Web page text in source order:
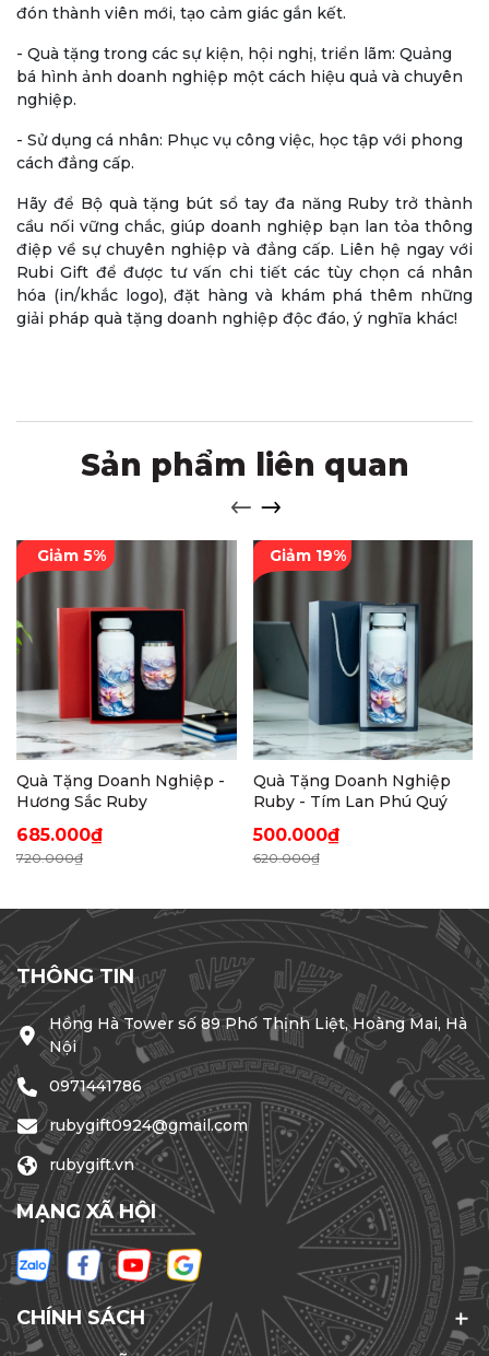
đón thành viên mới, tạo cảm giác gắn kết.
- Quà tặng trong các sự kiện, hội nghị, triển lãm: Quảng
bá hình ảnh doanh nghiệp một cách hiệu quả và chuyên
nghiệp.
- Sử dụng cá nhân: Phục vụ công việc, học tập với phong
cách đẳng cấp.
Hãy để Bộ quà tặng bút sổ tay đa năng Ruby trở thành
cầu nối vững chắc, giúp doanh nghiệp bạn lan tỏa thông
điệp về sự chuyên nghiệp và đẳng cấp. Liên hệ ngay với
Rubi Gift để được tư vấn chi tiết các tùy chọn cá nhân
hóa (in/khắc logo), đặt hàng và khám phá thêm những
giải pháp quà tặng doanh nghiệp độc đáo, ý nghĩa khác!
Sản phẩm liên quan
Giảm 5%
Quà Tặng Doanh Nghiệp -
Hương Sắc Ruby
685.000₫
720.000₫
Giảm 19%
Quà Tặng Doanh Nghiệp
Ruby - Tím Lan Phú Quý
500.000₫
620.000₫
THÔNG TIN
Hồng Hà Tower số 89 Phố Thịnh Liệt, Hoàng Mai, Hà
Nội
0971441786
rubygift0924@gmail.com
rubygift.vn
MẠNG XÃ HỘI
CHÍNH SÁCH